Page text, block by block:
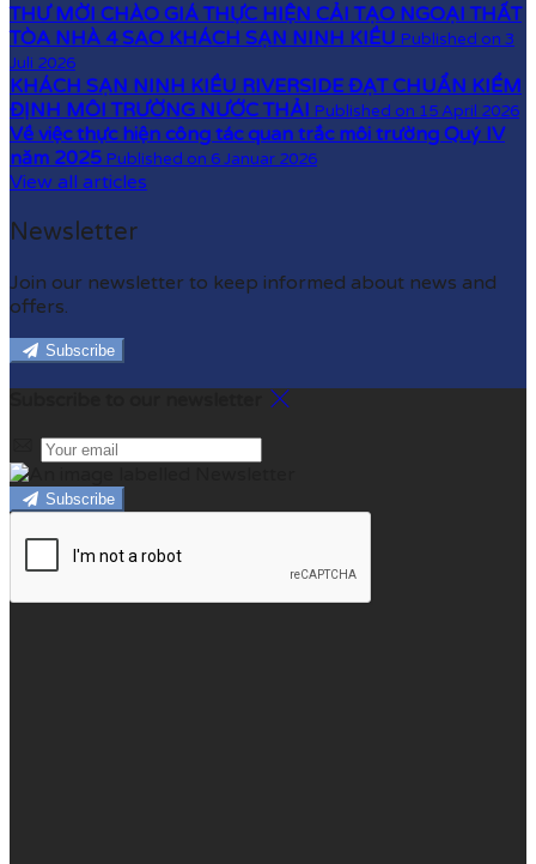
THƯ MỜI CHÀO GIÁ THỰC HIỆN CẢI TẠO NGOẠI THẤT
TÒA NHÀ 4 SAO KHÁCH SẠN NINH KIỀU Published on 3
Juli 2026
KHÁCH SẠN NINH KIỀU RIVERSIDE ĐẠT CHUẨN KIỂM
ĐỊNH MÔI TRƯỜNG NƯỚC THẢI Published on 15 April 2026
Về việc thực hiện công tác quan trắc môi trường Quý IV
năm 2025 Published on 6 Januar 2026
View all articles
Newsletter
Join our newsletter to keep informed about news and
offers.
Subscribe
Subscribe